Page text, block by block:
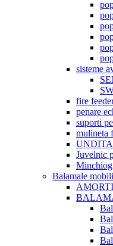
sisteme
fire
penare
suporti
mulineta
Juvelnic
Balamale